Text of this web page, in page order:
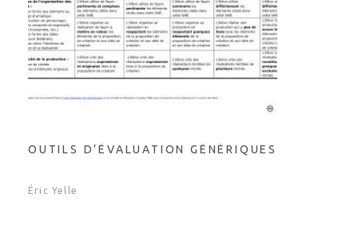
OUTILS D’ÉVALUATION GÉNÉRIQUES
Éric Yelle